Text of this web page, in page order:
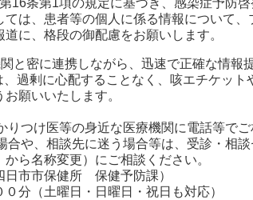
16条第1項の規定に基づき、感染症予防
は、患者等の個人に係る情報について
に、格段の御配慮をお願いします。
と密に連携しながら、迅速で正確な情報
、過剰に心配することなく、咳エチケッ
願いいたします。
つけ医等の身近な医療機関に電話等でご
や、相談先に迷う場合等は、受診・相談
名称変更）にご相談ください。
市市保健所 保健予防課）
土曜日・日曜日・祝日も対応）